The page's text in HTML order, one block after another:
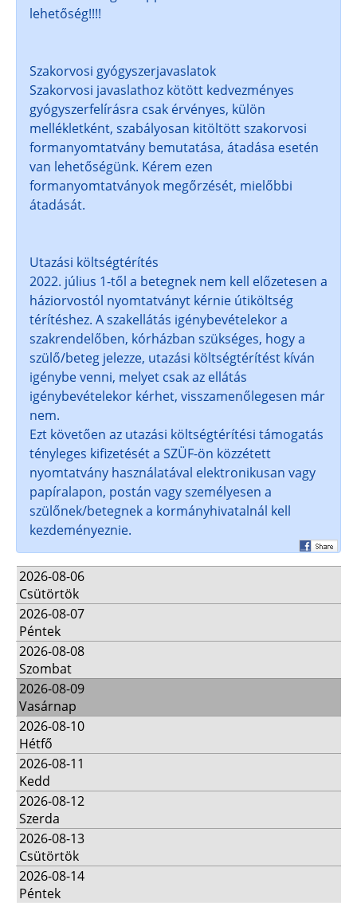
lehetőség!!!!
Szakorvosi gyógyszerjavaslatok
Szakorvosi javaslathoz kötött kedvezményes
gyógyszerfelírásra csak érvényes, külön
mellékletként, szabályosan kitöltött szakorvosi
formanyomtatvány bemutatása, átadása esetén
van lehetőségünk. Kérem ezen
formanyomtatványok megőrzését, mielőbbi
átadását.
Utazási költségtérítés
2022. július 1-től a betegnek nem kell előzetesen a
háziorvostól nyomtatványt kérnie útiköltség
térítéshez. A szakellátás igénybevételekor a
szakrendelőben, kórházban szükséges, hogy a
szülő/beteg jelezze, utazási költségtérítést kíván
igénybe venni, melyet csak az ellátás
igénybevételekor kérhet, visszamenőlegesen már
nem.
Ezt követően az utazási költségtérítési támogatás
tényleges kifizetését a SZÜF-ön közzétett
nyomtatvány használatával elektronikusan vagy
papíralapon, postán vagy személyesen a
szülőnek/betegnek a kormányhivatalnál kell
kezdeményeznie.
2026-08-06
Csütörtök
2026-08-07
Péntek
2026-08-08
Szombat
2026-08-09
Vasárnap
2026-08-10
Hétfő
2026-08-11
Kedd
2026-08-12
Szerda
2026-08-13
Csütörtök
2026-08-14
Péntek